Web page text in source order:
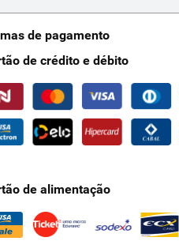
de pagamento
de crédito e débito
de alimentação